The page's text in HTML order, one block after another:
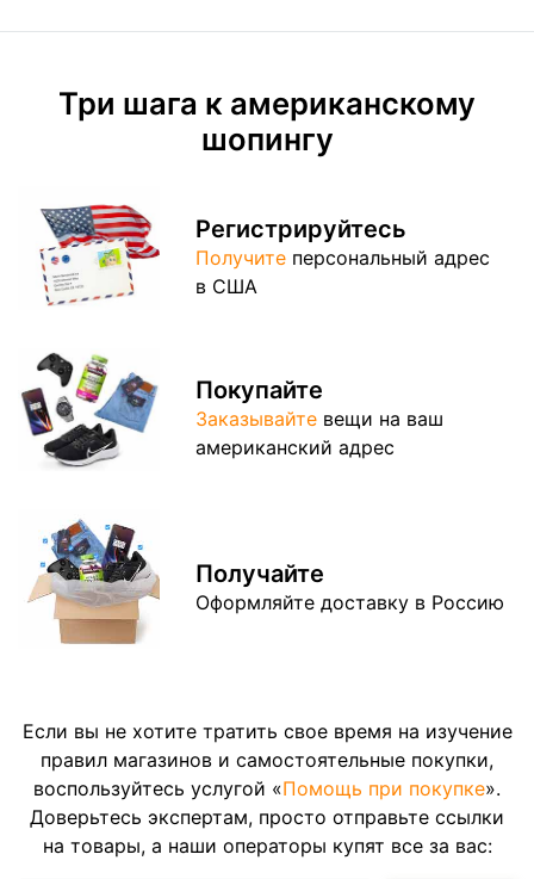
Три шага к американскому
шопингу
Регистрируйтесь
Получите персональныйадрес
в США
Покупайте
Заказывайте вещи на ваш
американский адрес
Получайте
Оформляйте доставку в Россию
Если вы не хотите тратить свое время на изучение
правил магазинов и самостоятельные покупки,
воспользуйтесь услугой «Помощь при покупке».
Доверьтесь экспертам, просто отправьте ссылки
на товары, а наши операторы купят все за вас: